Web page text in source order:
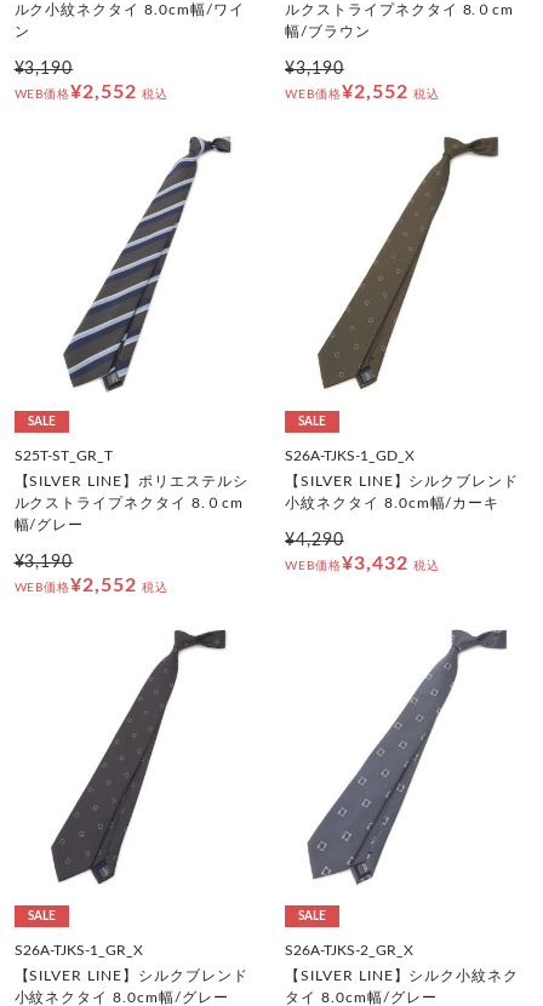
ルク小紋ネクタイ 8.0cm幅/ワイ
ン
¥3,190
WEB価格¥2,552 税込
ルクストライプネクタイ 8.０cm
幅/ブラウン
¥3,190
WEB価格¥2,552 税込
SALE
S25T-ST_GR_T
【SILVER LINE】ポリエステルシ
ルクストライプネクタイ 8.０cm
幅/グレー
¥3,190
WEB価格¥2,552 税込
SALE
S26A-TJKS-1_GD_X
【SILVER LINE】シルクブレンド
小紋ネクタイ 8.0cm幅/カーキ
¥4,290
WEB価格¥3,432 税込
SALE
S26A-TJKS-1_GR_X
【SILVER LINE】シルクブレンド
小紋ネクタイ 8.0cm幅/グレー
SALE
S26A-TJKS-2_GR_X
【SILVER LINE】シルク小紋ネク
タイ 8.0cm幅/グレー